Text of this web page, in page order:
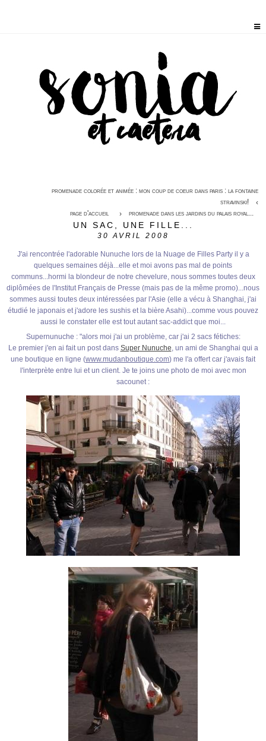
promenade colorée et animée : mon coup de coeur dans paris : la fontaine
stravinski!
page d'accueil
promenade dans les jardins du palais royal...
UN SAC, UNE FILLE...
30 AVRIL 2008
J'ai rencontrée l'adorable Nunuche lors de la Nuage de Filles Party il y a
quelques semaines déjà...elle et moi avons pas mal de points
communs...hormi la blondeur de notre chevelure, nous sommes toutes deux
diplômées de l'Institut Français de Presse (mais pas de la même promo)...nous
sommes aussi toutes deux intéressées par l'Asie (elle a vécu à Shanghai, j'ai
étudié le japonais et j'adore les sushis et la bière Asahi)...comme vous pouvez
aussi le constater elle est tout autant sac-addict que moi...
Supernunuche : "alors moi j'ai un problème, car j'ai 2 sacs fétiches:
Le premier j'en ai fait un post dans Super Nunuche , un ami de Shanghai qui a
une boutique en ligne (www.mudanboutique.com) me l'a offert car j'avais fait
l'interprète entre lui et un client. Je te joins une photo de moi avec mon
sacounet :